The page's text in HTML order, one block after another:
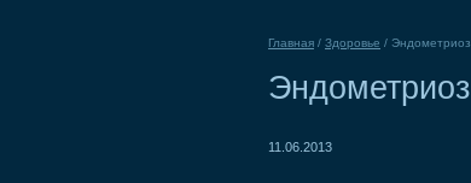
Главная / Здоровье / Эндометриоз
Эндометриоз
11.06.2013